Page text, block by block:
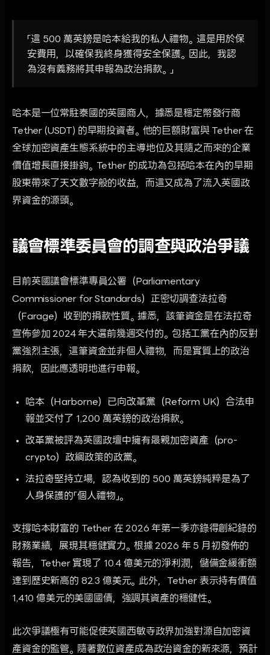
「這 500 萬英鎊是哈本給我的私人禮物。這是用於保
安費用，以確保我終身獲得安全保護。因此，我認
為沒有義務將其申報為政治捐款。」
哈本是一位常駐泰國的英國商人，據悉是穩定幣發行商
Tether (USDT) 的早期投資者。他的巨額財富與 Tether 在
全球加密資產生態系統中的主導地位及其隨之而來的企業
價值增長直接掛鉤。Tether 的成功為包括哈本在內的早期
股東帶來了天文數字般的收益，而這又成為了流入英國政
界資金的源頭。
議會標準委員會的調查與政治爭議
目前英國議會標準專員公署（Parliamentary
Commissioner for Standards）正密切調查法拉奇
（Farage）收到的捐款性質。據悉，該筆資金是在法拉奇
宣佈參加 2024 年大選前幾週交付的。包括工黨在內的反對
黨強烈主張，這筆資金並非個人禮物，而是實質上的政治
捐款，因此應透明地進行申報。
哈本（Harborne）已向改革黨（Reform UK）合法申
報並交付了 1,200 萬英鎊的政治捐款。
改革黨被評為英國政壇中擁有最親加密資產（pro-
crypto）政綱政策的政黨。
法拉奇堅持立場，認為收到的 500 萬英鎊純粹是為了
人身保護的「個人禮物」。
支撐哈本財富的 Tether 在 2026 年第一季亦錄得創紀錄的
財務業績，展現其穩健實力。根據 2026 年 5 月初發佈的
報告，Tether 實現了 10.4 億美元的淨利潤，儲備金緩衝額
達到歷史新高的 82.3 億美元。此外，Tether 表示持有價值
1,410 億美元的美國國債，強調其資產的穩健性。
此次爭議極有可能促使英國西敏寺政界加強對源自加密資
產資金的監管。隨著數位資產成為政治資金的新來源，預計